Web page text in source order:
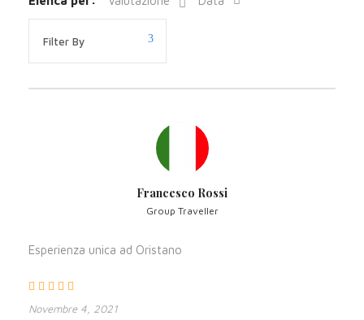
Sardegna?
Hai bisogno di prenotare un traghetto, oppure i tuoi
spostamenti interni in Sardegna.
Ce ne occupiamo direttamente cercando di trovare la
Potrete richiedere informazioni anche insieme alle
richieste di preventivo per il vostro tour.
Foto
Francesco Rossi
Group Traveller
Esperienza unica ad Oristano
Novembre 4, 2021